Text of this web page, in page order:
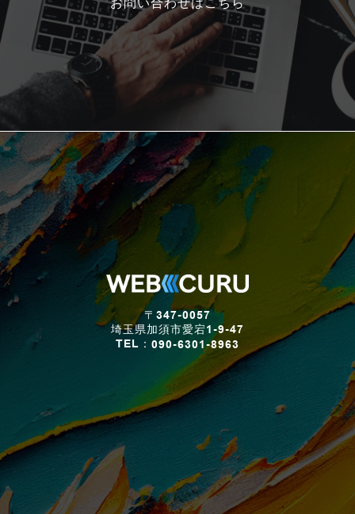
〒347-0057
埼玉県加須市愛宕1-9-47
TEL： 090-6301-8963